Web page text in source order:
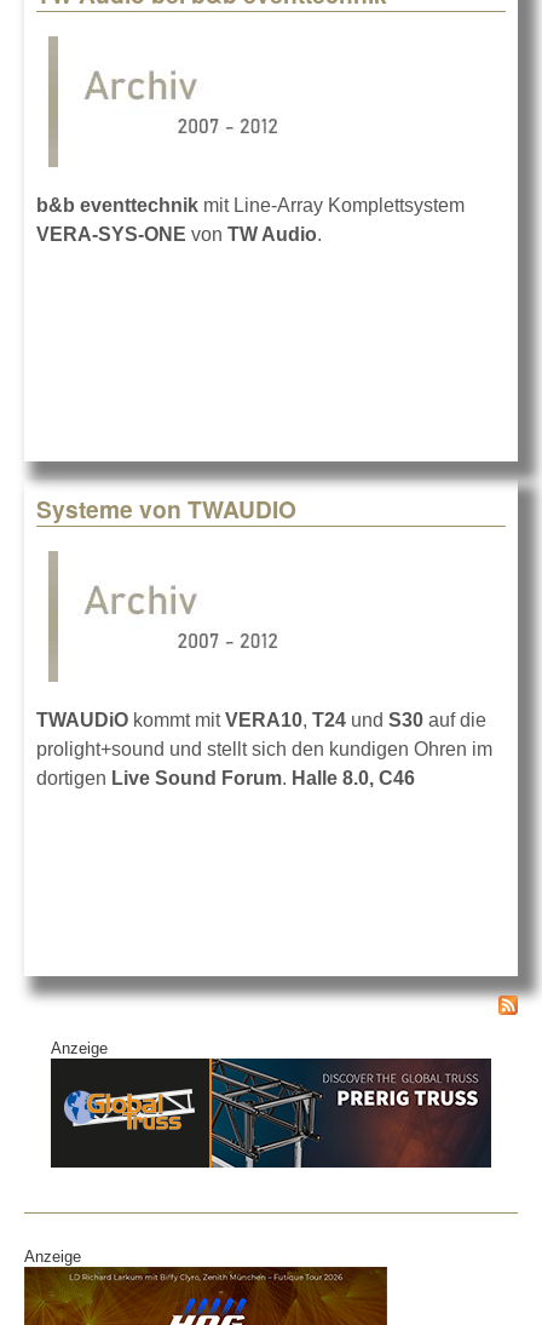
b&b eventtechnik mit Line-Array Komplettsystem
VERA-SYS-ONE von TW Audio.
Systeme von TWAUDIO
TWAUDiO kommt mitVERA10, T24 und S30 auf die
prolight+sound und stellt sich den kundigen Ohren im
dortigen Live Sound Forum. Halle 8.0, C46
Anzeige
Anzeige